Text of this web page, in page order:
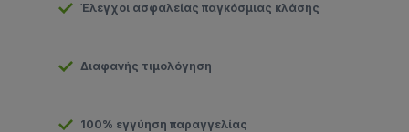
Έλεγχοι ασφαλείας παγκόσμιας κλάσης
Διαφανής τιμολόγηση
100% εγγύηση παραγγελίας